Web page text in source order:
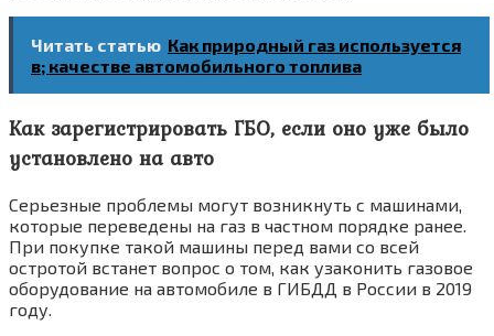
Читать статью Как природный газ используется
в; качестве автомобильного топлива
Как зарегистрировать ГБО, если оно уже было
установлено на авто
Серьезные проблемы могут возникнуть с машинами,
которые переведены на газ в частном порядке ранее.
При покупке такой машины перед вами со всей
остротой встанет вопрос о том, как узаконить газовое
оборудование на автомобиле в ГИБДД в России в 2019
году.